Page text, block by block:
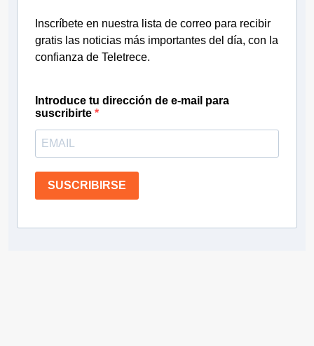
Inscríbete en nuestra lista de correo para recibir
gratis las noticias más importantes del día, con la
confianza de Teletrece.
Introduce tu dirección de e-mail para
suscribirte
SUSCRIBIRSE